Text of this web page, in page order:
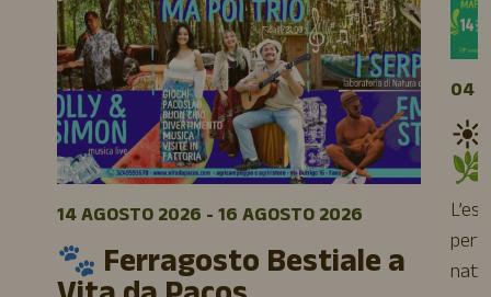
14 AGOSTO 2026 - 16 AGOSTO 2026
🐾 Ferragosto Bestiale a
04
☀️
🌿